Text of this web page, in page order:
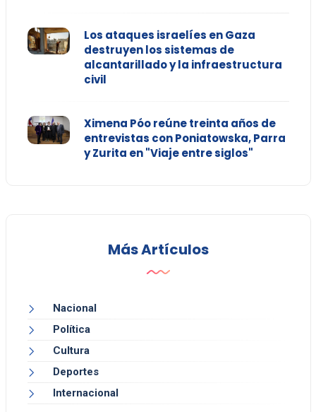
Los ataques israelíes en Gaza
destruyen los sistemas de
alcantarillado y la infraestructura
civil
Ximena Póo reúne treinta años de
entrevistas con Poniatowska, Parra
y Zurita en "Viaje entre siglos"
Más Artículos
Nacional
Política
Cultura
Deportes
Internacional